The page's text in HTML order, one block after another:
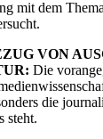
mit dem
VON
Die
die
steht.